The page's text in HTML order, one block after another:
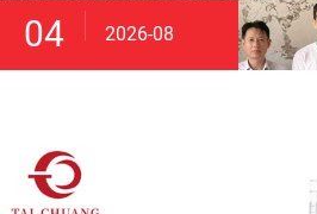
04 2026-08